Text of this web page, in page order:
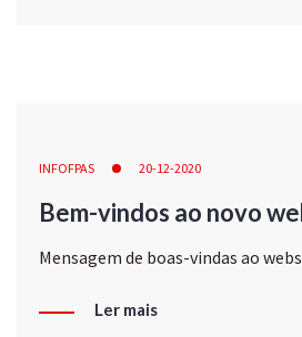
INFOFPAS 20-12-2020
Bem-vindos ao novo
Mensagem de boas-vindas ao
Ler mais